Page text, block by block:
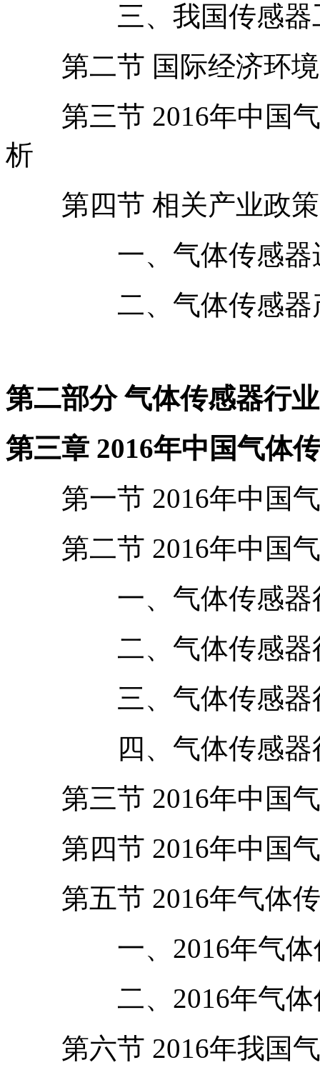
三、我国传感器工
第二节 国际经济环境
第三节 2016年中国气
析
第四节 相关产业政策
一、气体传感器进
二、气体传感器产
第二部分 气体传感器行
第三章 2016年中国气体
第一节 2016年中国气
第二节 2016年中国气
一、气体传感器行
二、气体传感器行
三、气体传感器行
四、气体传感器行
第三节 2016年中国气
第四节 2016年中国气
第五节 2016年气体传
一、2016年气体传
二、2016年气体传
第六节 2016年我国气